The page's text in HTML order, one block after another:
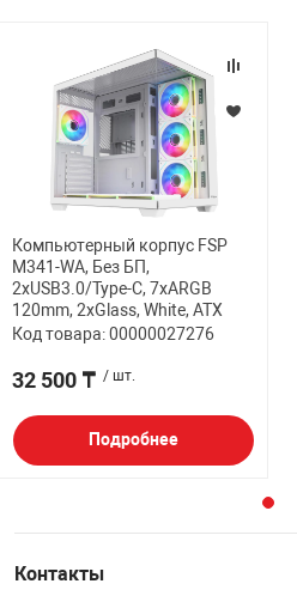
Компьютерный корпус FSP
M341-WA, Без БП,
2xUSB3.0/Type-C, 7xARGB
120mm, 2xGlass, White, ATX
Код товара: 00000027276
32 500 ₸ / шт.
Подробнее
Контакты